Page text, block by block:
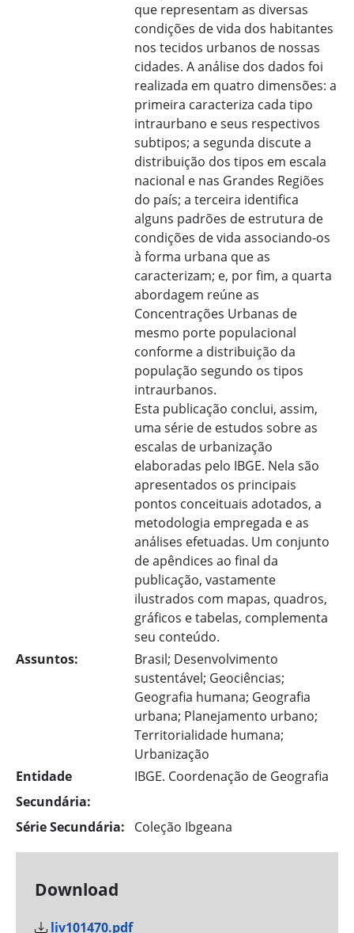
que representam as diversas
condições de vida dos habitantes
nos tecidos urbanos de nossas
cidades. A análise dos dados foi
realizada em quatro dimensões: a
primeira caracteriza cada tipo
intraurbano e seus respectivos
subtipos; a segunda discute a
distribuição dos tipos em escala
nacional e nas Grandes Regiões
do país; a terceira identifica
alguns padrões de estrutura de
condições de vida associando-os
à forma urbana que as
caracterizam; e, por fim, a quarta
abordagem reúne as
Concentrações Urbanas de
mesmo porte populacional
conforme a distribuição da
população segundo os tipos
intraurbanos.
Esta publicação conclui, assim,
uma série de estudos sobre as
escalas de urbanização
elaboradas pelo IBGE. Nela são
apresentados os principais
pontos conceituais adotados, a
metodologia empregada e as
análises efetuadas. Um conjunto
de apêndices ao final da
publicação, vastamente
ilustrados com mapas, quadros,
gráficos e tabelas, complementa
seu conteúdo.
Assuntos:
Brasil; Desenvolvimento
sustentável; Geociências;
Geografia humana; Geografia
urbana; Planejamento urbano;
Territorialidade humana;
Urbanização
Entidade
Secundária:
IBGE. Coordenação de Geografia
Série Secundária: Coleção Ibgeana
Download
liv101470.pdf